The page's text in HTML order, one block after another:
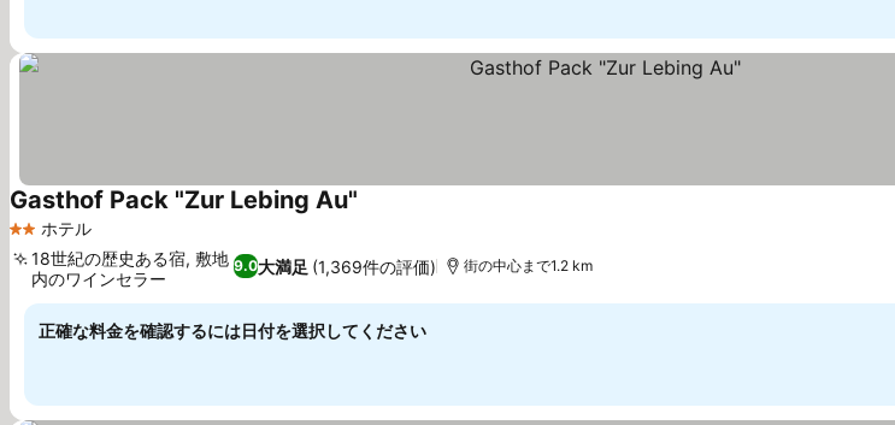
2 ホテルのランク
ホテル
Gasthof Pack "Zur Lebing Au"
9.0大満足 (1,369件の評価)
18世紀の歴史ある宿, 敷地
内のワインセラー
街の中心まで1.2 km
正確な料金を確認するには日付を選択してください